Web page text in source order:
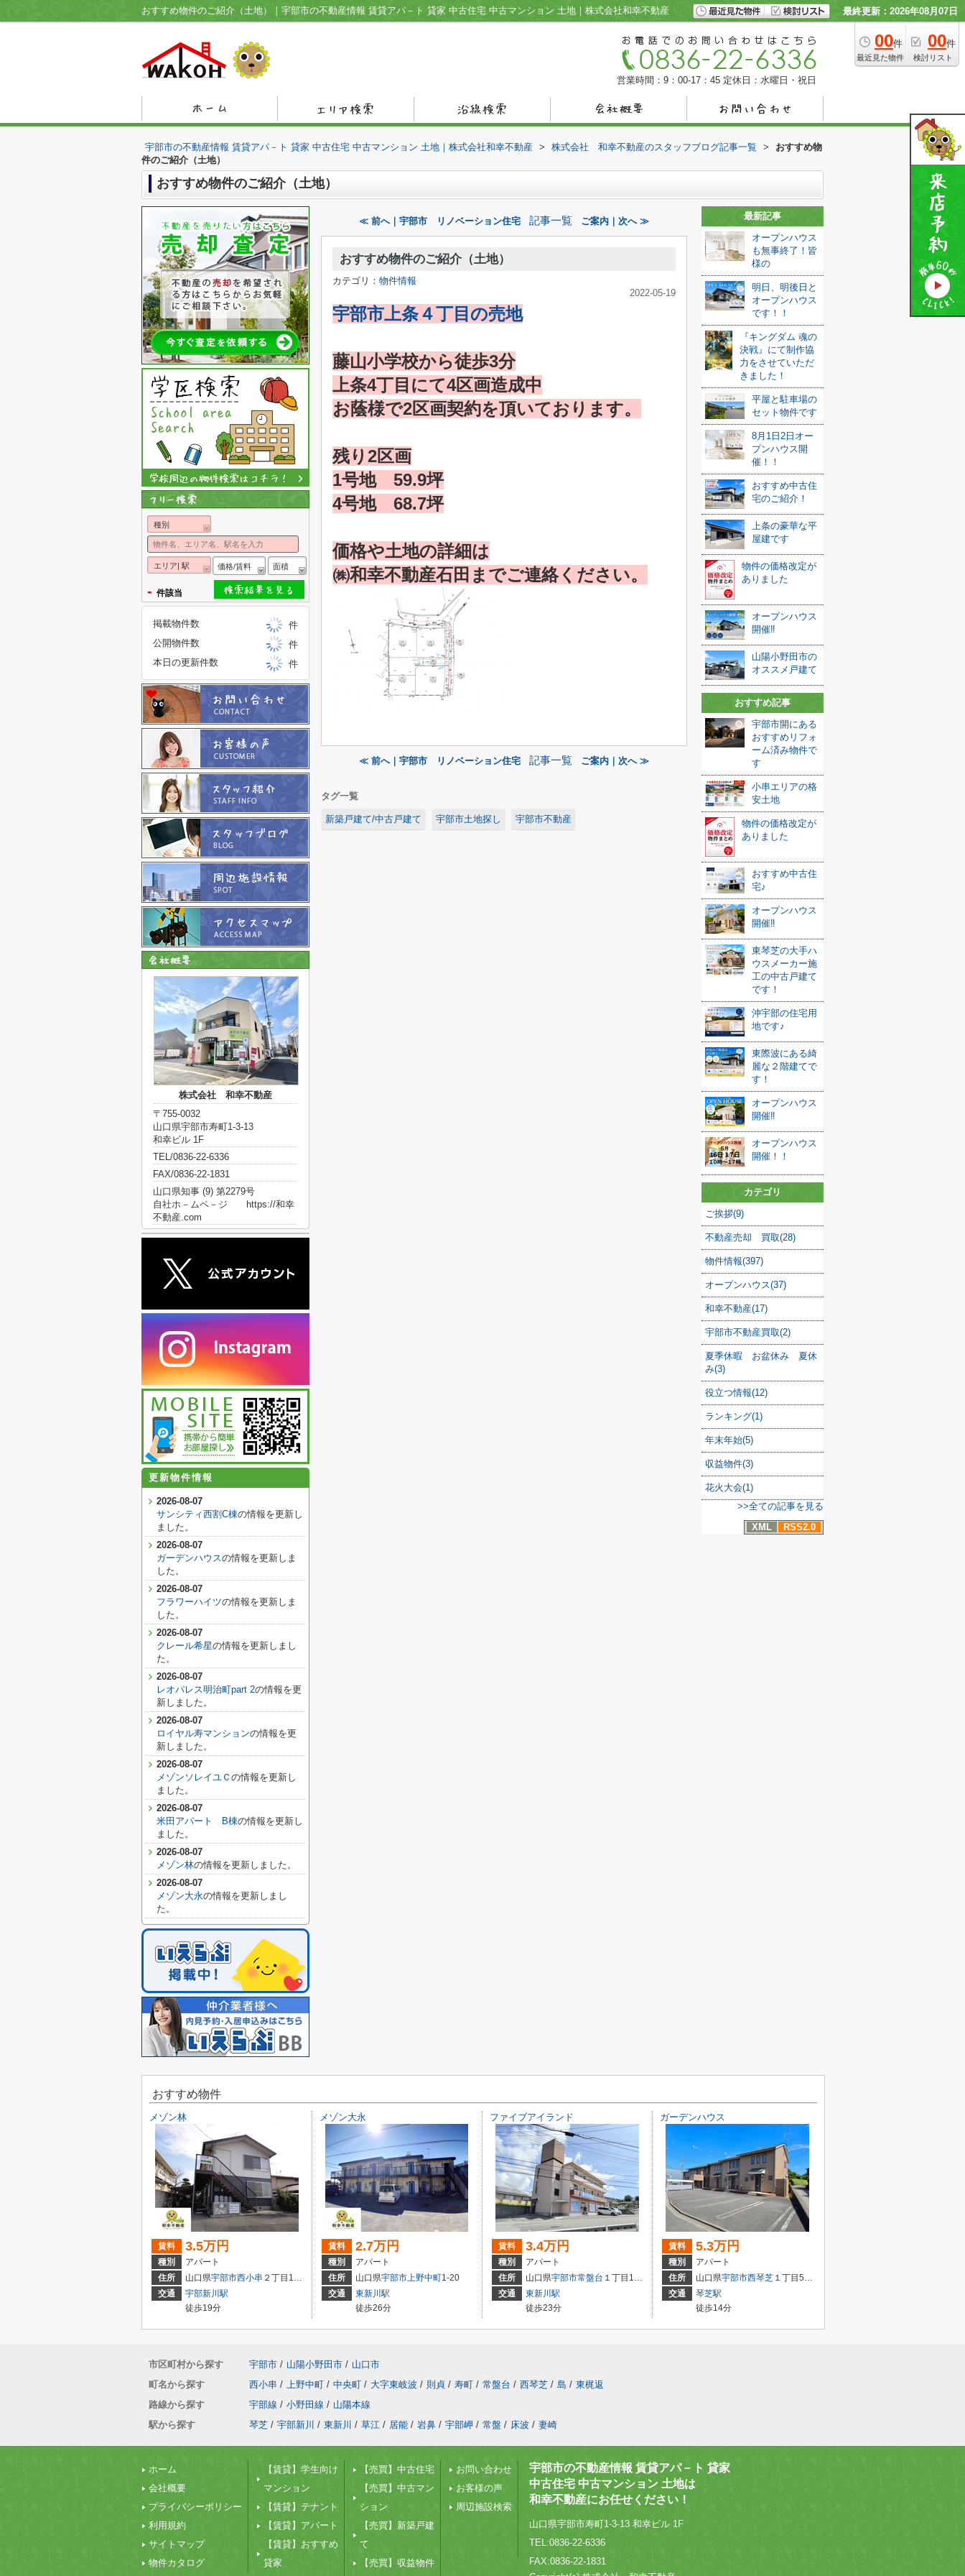
おすすめ物件のご紹介（土地）｜宇部市の不動産情報 賃貸アパ－ト 貸家 中古住宅 中古マンション 土地｜株式会社和幸不動産 最終更新：2026年08月07日
00件
最近見た物件
00件
検討リスト
営業時間：9：00-17：45 定休日：水曜日・祝日
宇部市の不動産情報 賃貸アパ－ト 貸家 中古住宅 中古マンション 土地｜株式会社和幸不動産 > 株式会社 和幸不動産のスタッフブログ記事一覧 >
おすすめ物
件のご紹介（土地）
おすすめ物件のご紹介（土地）
≪ 前へ｜宇部市 リノベーション住宅 記事一覧 ご案内｜次へ ≫
おすすめ物件のご紹介（土地）
カテゴリ： 物件情報
2022-05-19
宇部市上条４丁目の売地
藤山小学校から徒歩3分
上条4丁目にて4区画造成中
お蔭様で2区画契約を頂いております。
残り2区画
1号地 59.9坪
4号地 68.7坪
価格や土地の詳細は
㈱和幸不動産石田までご連絡ください。
≪ 前へ｜宇部市 リノベーション住宅 記事一覧 ご案内｜次へ ≫
タグ一覧
新築戸建て/中古戸建て 宇部市土地探し 宇部市不動産
最新記事
オープンハウス
も無事終了！皆
様の
明日、明後日と
オープンハウス
です！！
『キングダム 魂の
決戦』にて制作協
力をさせていただ
きました！
平屋と駐車場の
セット物件です
8月1日2日オー
プンハウス開
催！！
おすすめ中古住
宅のご紹介！
上条の豪華な平
屋建です
物件の価格改定が
ありました
オープンハウス
開催‼
山陽小野田市の
オススメ戸建て
おすすめ記事
宇部市開にある
おすすめリフォ
ーム済み物件で
す
小串エリアの格
安土地
物件の価格改定が
ありました
おすすめ中古住
宅♪
オープンハウス
開催‼
東琴芝の大手ハ
ウスメーカー施
工の中古戸建て
です！
沖宇部の住宅用
地です♪
東際波にある綺
麗な２階建てで
す！
オープンハウス
開催‼
オープンハウス
開催！！
カテゴリ
ご挨拶(9)
不動産売却 買取(28)
物件情報(397)
オープンハウス(37)
和幸不動産(17)
宇部市不動産買取(2)
夏季休暇 お盆休み 夏休
み(3)
役立つ情報(12)
ランキング(1)
年末年始(5)
収益物件(3)
花火大会(1)
>>全ての記事を見る
XML
RSS2.0
種別
エリア| 駅 価格/賃料 面積
- 件該当
掲載物件数
件
公開物件数
件
本日の更新件数
件
株式会社 和幸不動産
〒755-0032
山口県宇部市寿町1-3-13
和幸ビル 1F
TEL/0836-22-6336
FAX/0836-22-1831
山口県知事 (9) 第2279号
自社ホ－ムペ－ジ https://和幸
不動産.com
更新物件情報
2026-08-07
サンシティ西割C棟の情報を更新し
ました。
2026-08-07
ガーデンハウスの情報を更新しま
した。
2026-08-07
フラワーハイツの情報を更新しま
した。
2026-08-07
クレール希星の情報を更新しまし
た。
2026-08-07
レオパレス明治町part 2の情報を更
新しました。
2026-08-07
ロイヤル寿マンションの情報を更
新しました。
2026-08-07
メゾンソレイユＣ の情報を更新し
ました。
2026-08-07
米田アパート B棟の情報を更新し
ました。
2026-08-07
メゾン林の情報を更新しました。
2026-08-07
メゾン大永の情報を更新しまし
た。
おすすめ物件
メゾン林
賃料 3.5万円
種別
アパート
住所
山口県宇部市西小串 ２丁目1-20
交通
宇部新川駅
徒歩19分
メゾン大永
賃料 2.7万円
種別
アパート
住所
山口県宇部市上野中町1-20
交通
東新川駅
徒歩26分
ファイブアイランド
賃料 3.4万円
種別
アパート
住所
山口県宇部市常盤台 １丁目13-1
交通
東新川駅
徒歩23分
ガーデンハウス
賃料 5.3万円
種別
アパート
住所
山口県宇部市西琴芝 １丁目5-33
交通
琴芝駅
徒歩14分
市区町村から探す 宇部市 / 山陽小野田市 / 山口市
町名から探す
西小串 / 上野中町 / 中央町 / 大字東岐波 / 則貞 / 寿町 / 常盤台 / 西琴芝 / 島 / 東梶返
路線から探す
宇部線 / 小野田線 / 山陽本線
駅から探す
琴芝 / 宇部新川 / 東新川 / 草江 / 居能 / 岩鼻 / 宇部岬 / 常盤 / 床波 / 妻崎
ホーム
会社概要
プライバシーポリシー
利用規約
サイトマップ
物件カタログ
【賃貸】学生向け
マンション
【賃貸】テナント
【賃貸】アパート
【賃貸】おすすめ
貸家
【売買】中古住宅
【売買】中古マン
ション
【売買】新築戸建
て
【売買】収益物件
お問い合わせ
お客様の声
周辺施設検索
宇部市の不動産情報 賃貸アパ－ト 貸家
中古住宅 中古マンション 土地は
和幸不動産にお任せください！
山口県宇部市寿町1-3-13 和幸ビル 1F
TEL:0836-22-6336
FAX:0836-22-1831